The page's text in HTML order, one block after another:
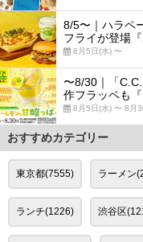
8/5〜｜ハラペ
フライが登場
8月5日(水) 〜
〜8/30｜「
作フラッペも『
8月5日(水) 〜 8月
おすすめカテゴリー
東京都(7555) ラーメン
ランチ(1226) 渋谷区